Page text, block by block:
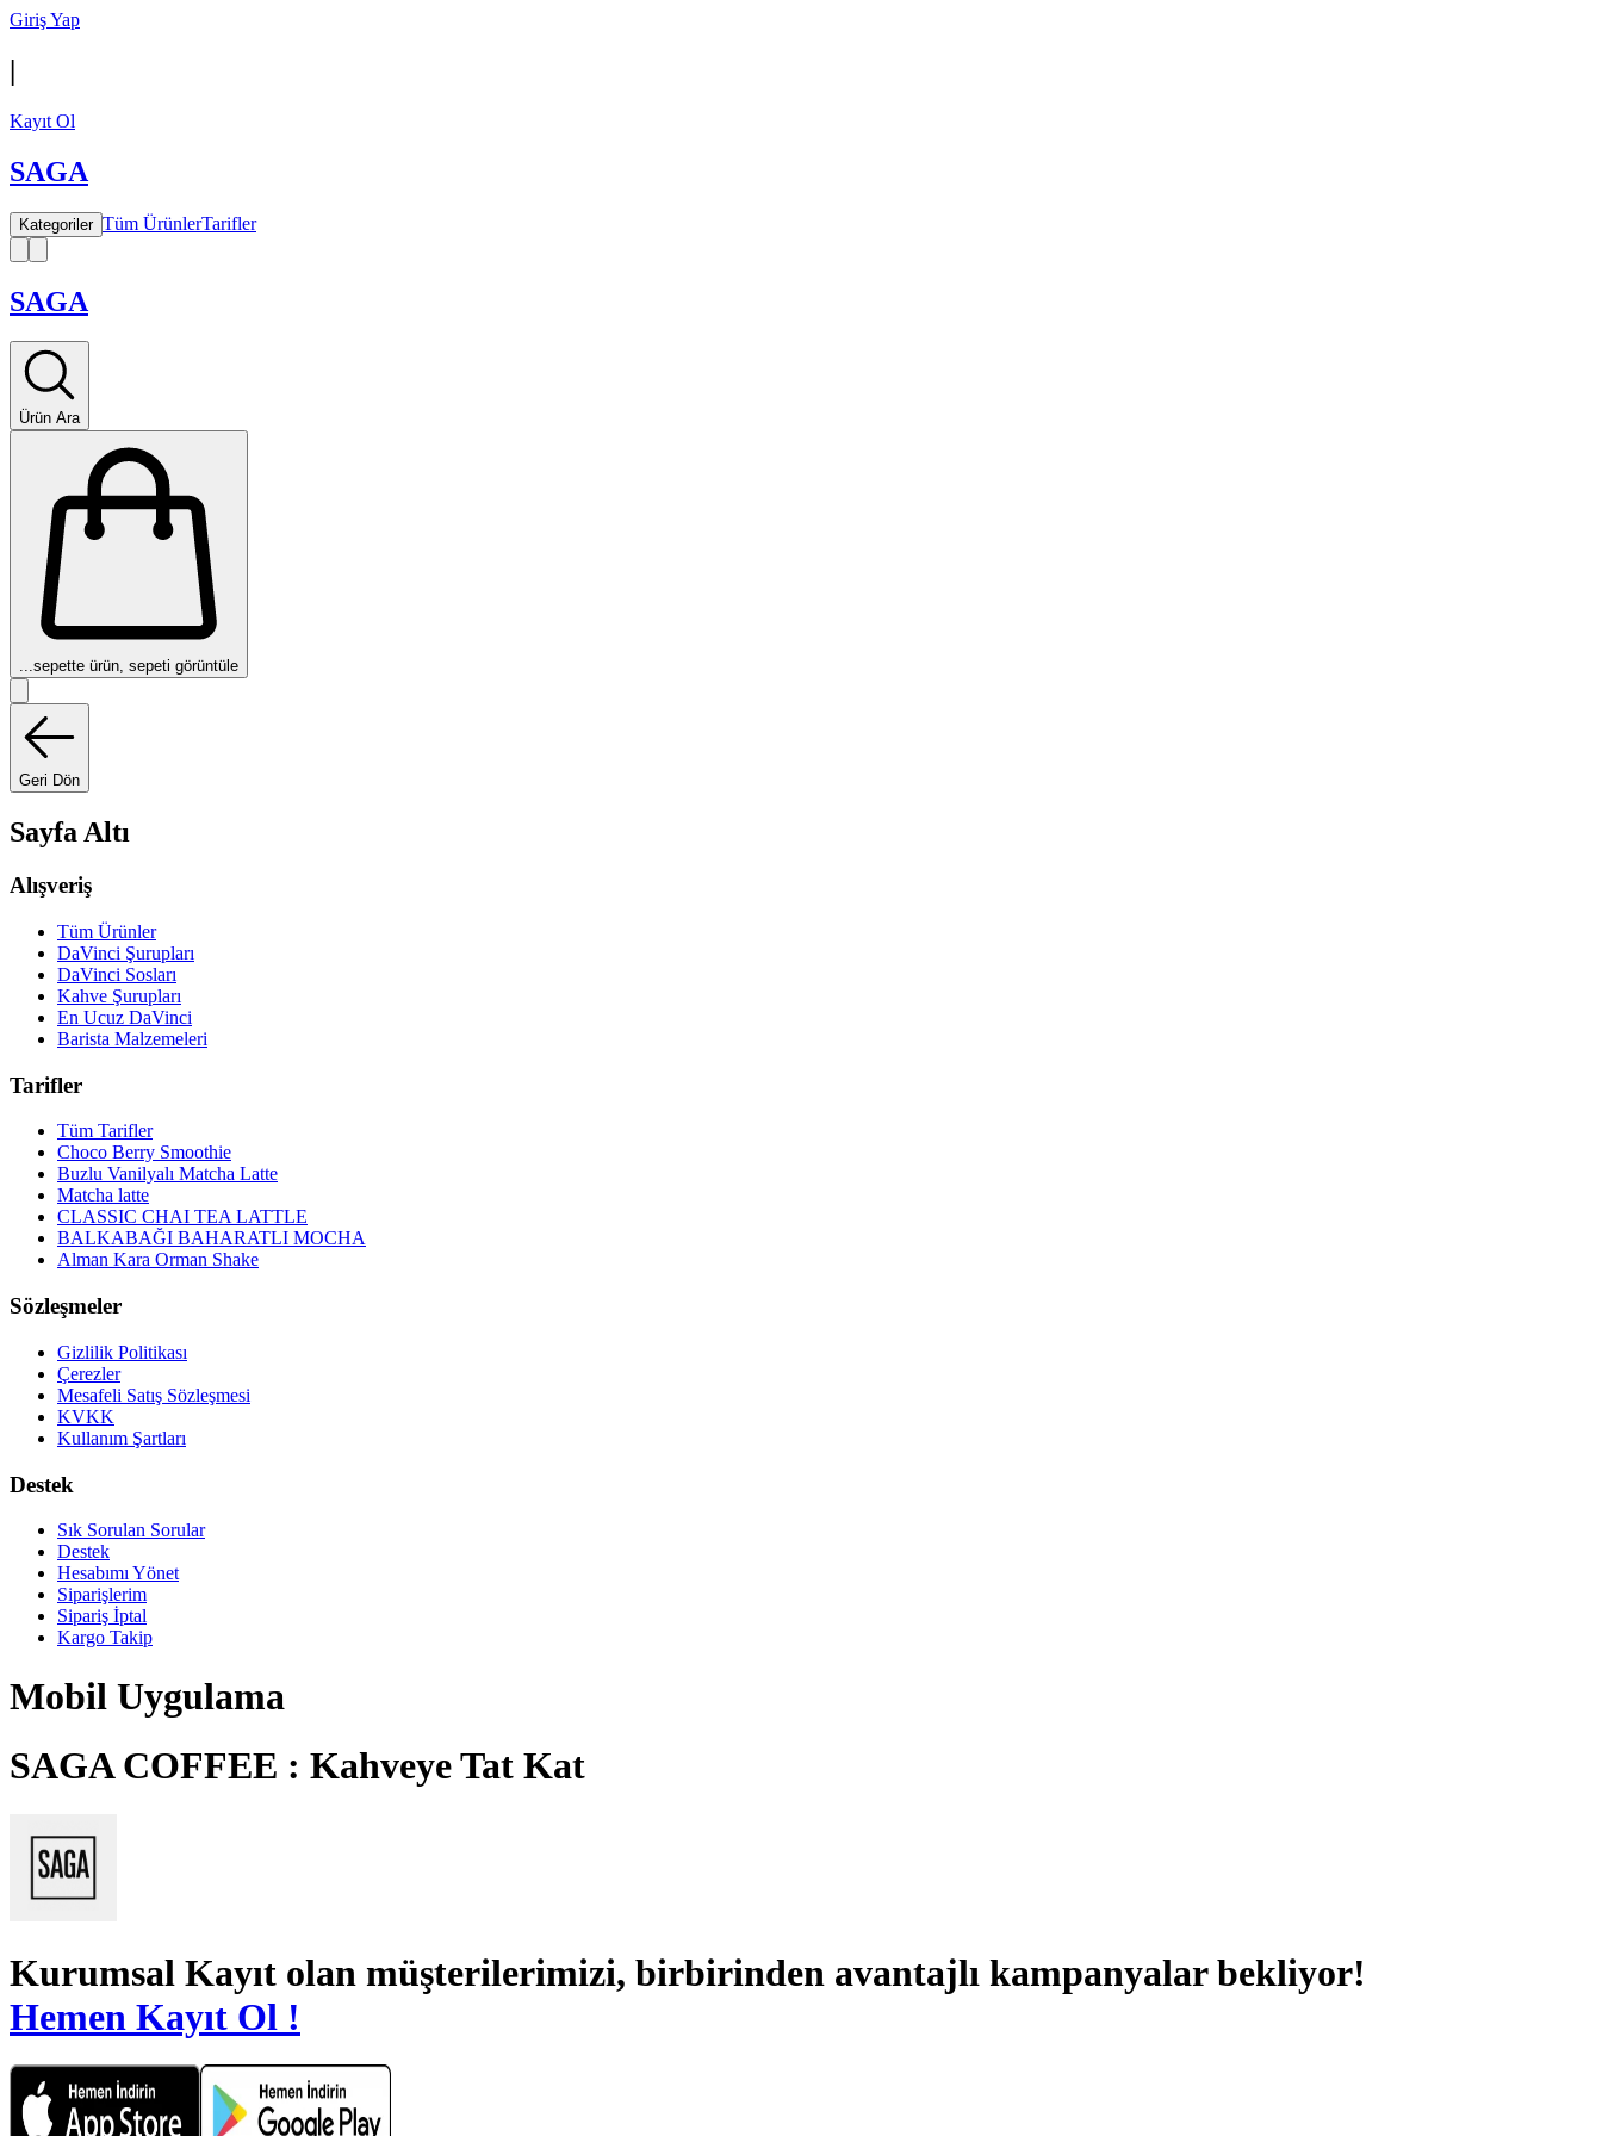
Giriş Yap
|
Kayıt Ol
SAGA
Kategoriler Tüm ÜrünlerTarifler
SAGA
Ürün Ara
...sepette ürün, sepeti görüntüle
Geri Dön
Sayfa Altı
Alışveriş
Tüm Ürünler
DaVinci Şurupları
DaVinci Sosları
Kahve Şurupları
En Ucuz DaVinci
Barista Malzemeleri
Tarifler
Tüm Tarifler
Choco Berry Smoothie
Buzlu Vanilyalı Matcha Latte
Matcha latte
CLASSIC CHAI TEA LATTLE
BALKABAĞI BAHARATLI MOCHA
Alman Kara Orman Shake
Sözleşmeler
Gizlilik Politikası
Çerezler
Mesafeli Satış Sözleşmesi
KVKK
Kullanım Şartları
Destek
Sık Sorulan Sorular
Destek
Hesabımı Yönet
Siparişlerim
Sipariş İptal
Kargo Takip
Mobil Uygulama
SAGA COFFEE : Kahveye Tat Kat
Kurumsal Kayıt olan müşterilerimizi, birbirinden avantajlı kampanyalar bekliyor!
Hemen Kayıt Ol !